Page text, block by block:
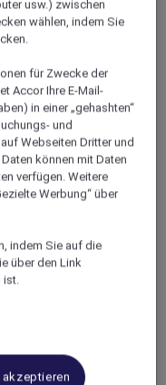
usw.) zwischen
wählen, indem Sie
für Zwecke der
Accor Ihre E-Mail-
in einer „gehashten“
und
Webseiten Dritter und
können mit Daten
verfügen. Weitere
Werbung“ über
indem Sie auf die
über den Link
ist.
akzeptieren